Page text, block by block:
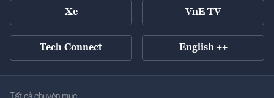
Xe VnE TV
Tech Connect English ++